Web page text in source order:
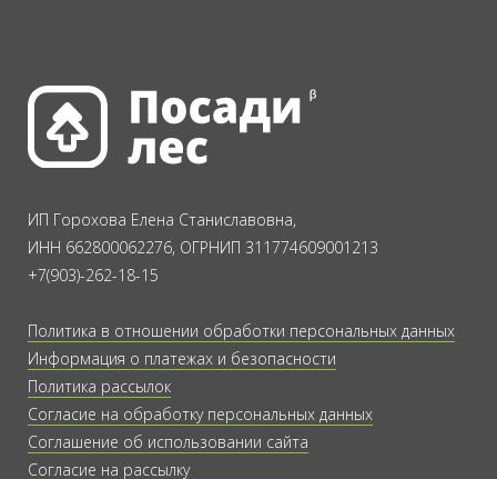
ИП Горохова Елена Станиславовна,
ИНН 662800062276, ОГРНИП 311774609001213
+7(903)-262-18-15
Политика в отношении обработки персональных данных
Информация о платежах и безопасности
Политика рассылок
Согласие на обработку персональных данных
Соглашение об использовании сайта
Согласие на рассылку